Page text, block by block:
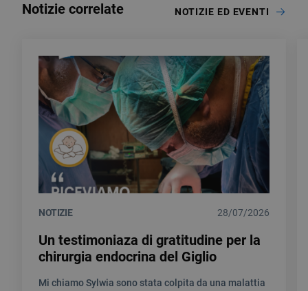
Notizie correlate NOTIZIE ED EVENTI
NOTIZIE 28/07/2026
Un testimoniaza di gratitudine per la
chirurgia endocrina del Giglio
Mi chiamo Sylwia sono stata colpita da una malattia